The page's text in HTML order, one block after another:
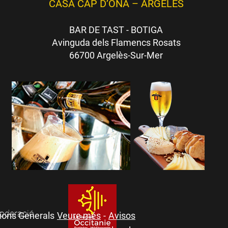
CASA CAP D’ONA – ARGELÈS
BAR DE TAST - BOTIGA
Avinguda dels Flamencs Rosats
66700 Argelès-Sur-Mer
Generals Veure més - Avisos